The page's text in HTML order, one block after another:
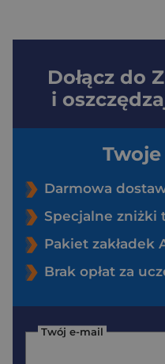
Dołącz do
i
Darmowa
Specjalne zniżki
Pakiet zakładek
Brak opłat za
Twój e-mail